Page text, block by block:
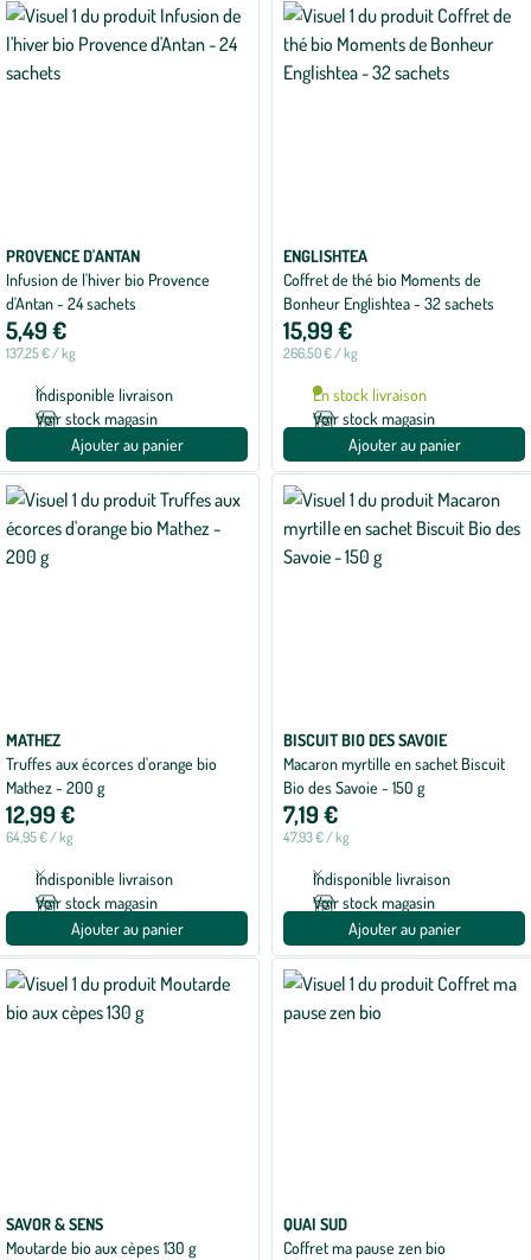
PROVENCE D'ANTAN
Infusion de l'hiver bio Provence
d'Antan - 24 sachets
5,49 €
137,25 € / kg
Indisponible livraison
Voir stock magasin
Ajouter au panier
ENGLISHTEA
Coffret de thé bio Moments de
Bonheur Englishtea - 32 sachets
15,99 €
266,50 € / kg
En stock livraison
Voir stock magasin
Ajouter au panier
MATHEZ
Truffes aux écorces d'orange bio
Mathez - 200 g
12,99 €
64,95 € / kg
Indisponible livraison
Voir stock magasin
Ajouter au panier
BISCUIT BIO DES SAVOIE
Macaron myrtille en sachet Biscuit
Bio des Savoie - 150 g
7,19 €
47,93 € / kg
Indisponible livraison
Voir stock magasin
Ajouter au panier
SAVOR & SENS
Moutarde bio aux cèpes 130 g
QUAI SUD
Coffret ma pause zen bio